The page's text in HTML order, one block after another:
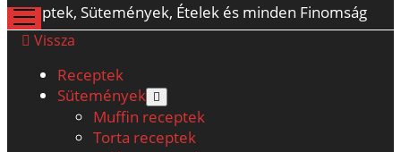
Receptek, Sütemények, Ételek és minden Finomság
open
menu
Vissza
Receptek
Sütemények
open
menu
Muffin receptek
Torta receptek